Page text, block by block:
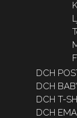
DCH
DCH
DCH T-
DCH